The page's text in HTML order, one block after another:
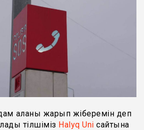
қаланы жарып жіберемін деп
тілшіміз Halyq Uni сайтына